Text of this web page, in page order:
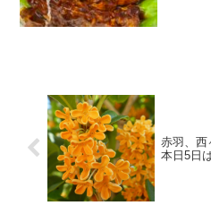
赤羽、西
本日5日